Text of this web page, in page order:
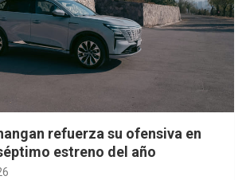
refuerza su ofensiva en
estreno del año